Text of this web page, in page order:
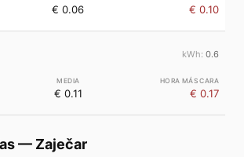
€ 0.06 € 0.10
0.6
€ 0.11 € 0.17
— Zaječar